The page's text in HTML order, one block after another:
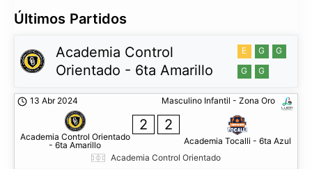
Últimos Partidos
Academia Control
Orientado - 6ta Amarillo
E G
G
G
G
Masculino Infantil - Zona Oro
13 Abr 2024
Academia Control Orientado
- 6ta Amarillo
2 2
Academia Tocalli - 6ta Azul
Academia Control Orientado